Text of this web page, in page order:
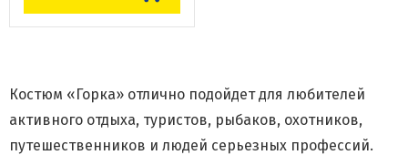
Костюм «Горка» отлично подойдет для любителей
активного отдыха, туристов, рыбаков, охотников,
путешественников и людей серьезных профессий.